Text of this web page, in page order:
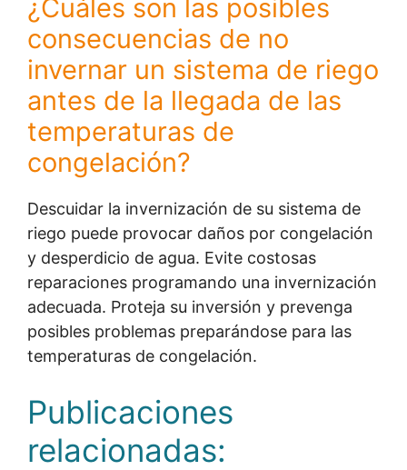
¿Cuáles son las posibles
consecuencias de no
invernar un sistema de riego
antes de la llegada de las
temperaturas de
congelación?
Descuidar la invernización de su sistema de
riego puede provocar daños por congelación
y desperdicio de agua. Evite costosas
reparaciones programando una invernización
adecuada. Proteja su inversión y prevenga
posibles problemas preparándose para las
temperaturas de congelación.
Publicaciones
relacionadas: